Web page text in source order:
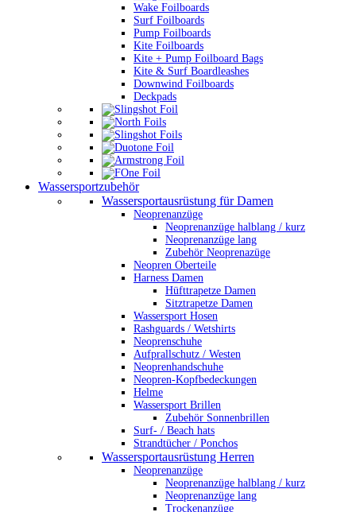
Wake Foilboards
Surf Foilboards
Pump Foilboards
Kite Foilboards
Kite + Pump Foilboard Bags
Kite & Surf Boardleashes
Downwind Foilboards
Deckpads
Wassersportzubehör
Wassersportausrüstung für Damen
Neoprenanzüge
Neoprenanzüge halblang / kurz
Neoprenanzüge lang
Zubehör Neoprenazüge
Neopren Oberteile
Harness Damen
Hüfttrapetze Damen
Sitztrapetze Damen
Wassersport Hosen
Rashguards / Wetshirts
Neoprenschuhe
Aufprallschutz / Westen
Neoprenhandschuhe
Neopren-Kopfbedeckungen
Helme
Wassersport Brillen
Zubehör Sonnenbrillen
Surf- / Beach hats
Strandtücher / Ponchos
Wassersportausrüstung Herren
Neoprenanzüge
Neoprenanzüge halblang / kurz
Neoprenanzüge lang
Trockenanzüge